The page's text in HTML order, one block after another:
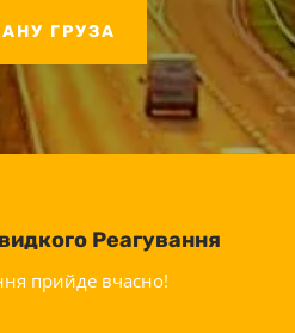
ГРУЗА
Реагування
прийде вчасно!